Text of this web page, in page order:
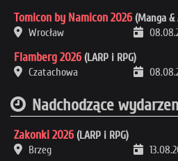
Tomicon by Namicon 2026 (Manga &
Wrocław
Flamberg 2026 (LARP i RPG)
Czatachowa
Nadchodzące
Zakonki 2026 (LARP i RPG)
Brzeg